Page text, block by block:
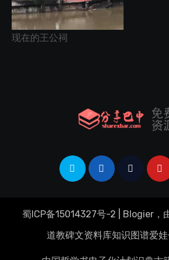
现在的王公祠
蜀ICP备15014327号-2 Blogier ，
道教碑文资料库知识图谱爱